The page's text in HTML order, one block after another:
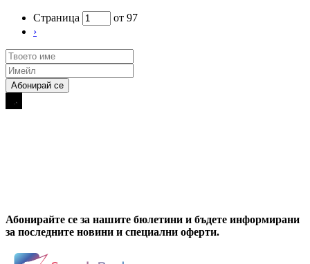
Страница
от 97
›
Абонирайте се за нашите бюлетини и бъдете информирани
за последните новини и специални оферти.